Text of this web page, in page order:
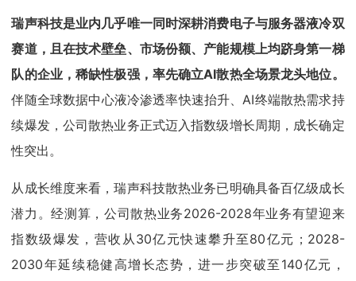
瑞声科技是业内几乎唯一同时深耕消费电子与服务器液冷双
赛道，且在技术壁垒、市场份额、产能规模上均跻身第一梯
队的企业，稀缺性极强，率先确立AI散热全场景龙头地位。
伴随全球数据中心液冷渗透率快速抬升、AI终端散热需求持
续爆发，公司散热业务正式迈入指数级增长周期，成长确定
性突出。
从成长维度来看，瑞声科技散热业务已明确具备百亿级成长
潜力。经测算，公司散热业务2026-2028年业务有望迎来
指数级爆发，营收从30亿元快速攀升至80亿元；2028-
2030年延续稳健高增长态势，进一步突破至140亿元，